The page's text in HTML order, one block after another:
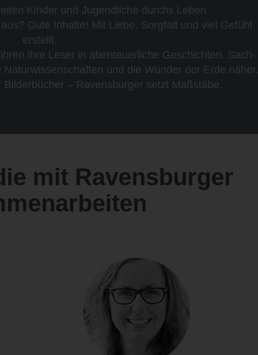
Kinder und Jugendliche durchs Leben
Gute Inhalte! Mit Liebe, Sorgfalt und viel Gefühl
erstellt.
ihre Leser in abenteuerliche Geschichten. Sach-
und die Wunder der Erde näher.
– Ravensburger setzt Maßstäbe.
mit Ravensburger